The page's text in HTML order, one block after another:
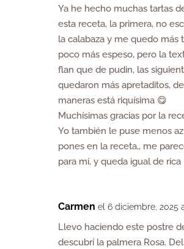
Ya he hecho muchas tartas
esta receta, la primera, no
la calabaza y me quedo más
poco más espeso, pero la
flan que de pudin, las
quedaron más apretaditos,
maneras está riquísima 😋
Muchísimas gracias por la
Yo también le puse menos
pones en la receta,, me
para mí, y queda igual de rica
Carmen el 6 diciembre, 2025
Llevo haciendo este postre
descubrí la palmera Rosa.